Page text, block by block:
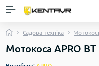
Садова техніка
Мотокоса APRO ВТ